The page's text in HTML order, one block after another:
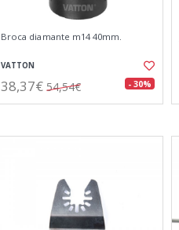
Broca diamante m14 40mm.
VATTON
38,37€ 54,54€ - 30%